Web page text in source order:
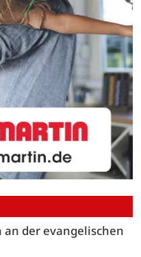
an der evangelischen